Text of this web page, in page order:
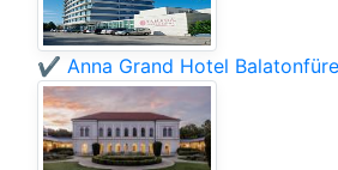
✔️ Anna Grand Hotel